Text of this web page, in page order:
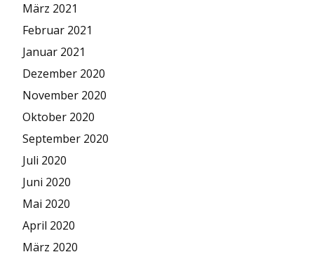
März 2021
Februar 2021
Januar 2021
Dezember 2020
November 2020
Oktober 2020
September 2020
Juli 2020
Juni 2020
Mai 2020
April 2020
März 2020